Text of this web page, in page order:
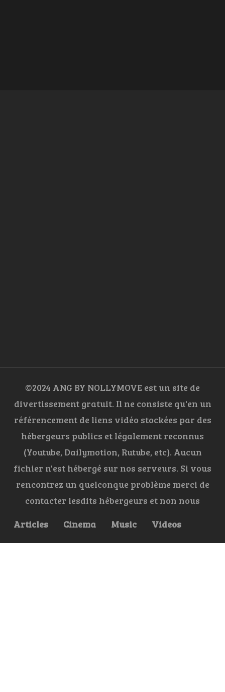
©2024 ANG BY NOLLYMOVE est un site de
divertissement gratuit. Il ne consiste qu'en un
référencement de liens vidéo stockées par des
hébergeurs publics et légalement reconnus
(Youtube, Dailymotion, Rutube, etc). Aucun
fichier n'est hébergé sur nos serveurs. Si vous
rencontrez un quelconque problème merci de
contacter lesdits hébergeurs et non nous
Articles
Cinema Music Videos